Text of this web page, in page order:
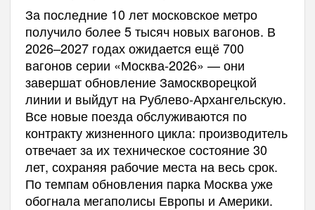
За последние 10 лет московское метро
получило более 5 тысяч новых вагонов. В
2026–2027 годах ожидается ещё 700
вагонов серии «Москва-2026» — они
завершат обновление Замоскворецкой
линии и выйдут на Рублево-Архангельскую.
Все новые поезда обслуживаются по
контракту жизненного цикла: производитель
отвечает за их техническое состояние 30
лет, сохраняя рабочие места на весь срок.
По темпам обновления парка Москва уже
обогнала мегаполисы Европы и Америки.